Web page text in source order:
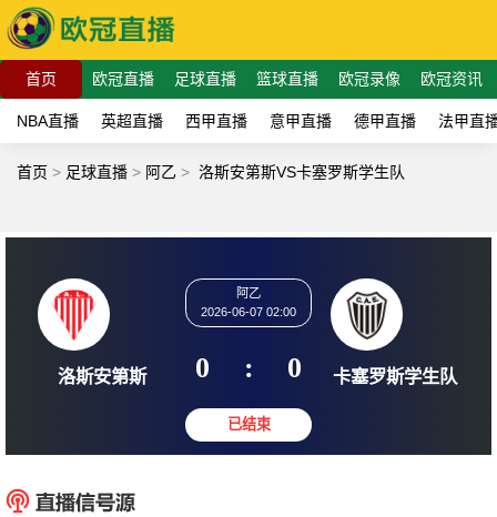
首页 欧冠直播 足球直播 篮球直播 欧冠录像 欧冠资讯
NBA直播 英超直播 西甲直播 意甲直播 德甲直播 法甲直
首页 > 足球直播 > 阿乙 > 洛斯安第斯VS卡塞罗斯学生队
洛斯安第斯
阿乙
2026-06-07 02:00
0 : 0 卡塞罗